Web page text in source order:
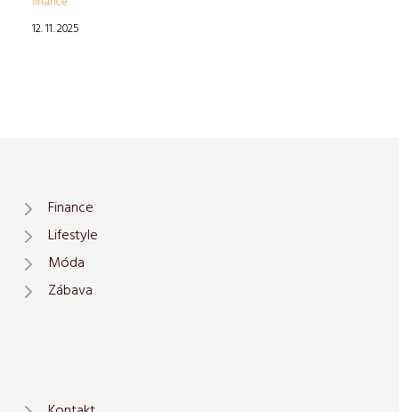
12. 11. 2025
Finance
Lifestyle
Móda
Zábava